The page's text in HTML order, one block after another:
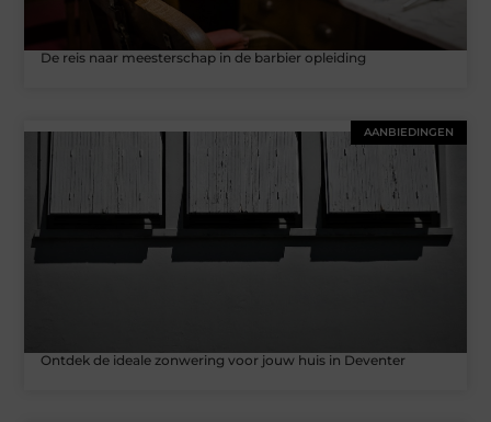
De reis naar meesterschap in de barbier opleiding
AANBIEDINGEN
Ontdek de ideale zonwering voor jouw huis in Deventer